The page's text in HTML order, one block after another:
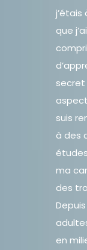
j’étais
que
secret
suis
à des
ma
des
en